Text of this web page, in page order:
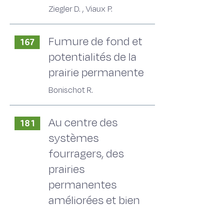
Ziegler D. , Viaux P.
167
Fumure de fond et
potentialités de la
prairie permanente
Bonischot R.
181
Au centre des
systèmes
fourragers, des
prairies
permanentes
améliorées et bien